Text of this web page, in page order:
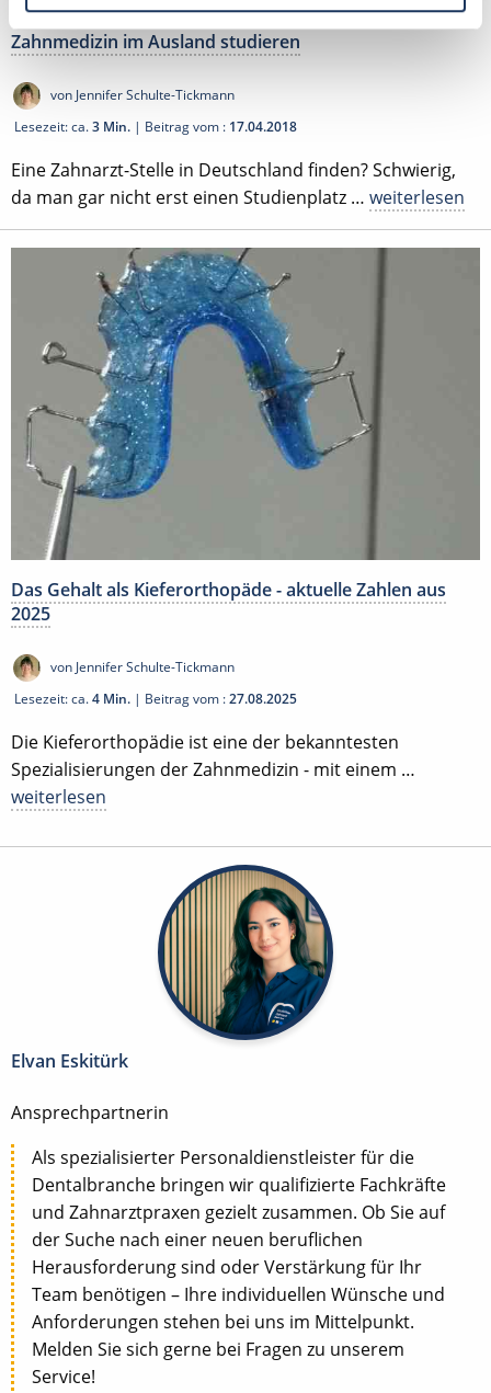
Zahnmedizin im Ausland studieren
von Jennifer Schulte-Tickmann
Lesezeit: ca.3 Min. | Beitrag vom : 17.04.2018
Eine Zahnarzt-Stelle in Deutschland finden? Schwierig,
da man gar nicht erst einen Studienplatz … weiterlesen
Das Gehalt als Kieferorthopäde - aktuelle Zahlen aus
2025
von Jennifer Schulte-Tickmann
Lesezeit: ca.4 Min. | Beitrag vom :27.08.2025
Die Kieferorthopädie ist eine der bekanntesten
Spezialisierungen der Zahnmedizin - mit einem …
weiterlesen
Elvan Eskitürk
Ansprechpartnerin
Als spezialisierter Personaldienstleister für die
Dentalbranche bringen wir qualifizierte Fachkräfte
und Zahnarztpraxen gezielt zusammen. Ob Sie auf
der Suche nach einer neuen beruflichen
Herausforderung sind oder Verstärkung für Ihr
Team benötigen – Ihre individuellen Wünsche und
Anforderungen stehen bei uns im Mittelpunkt.
Melden Sie sich gerne bei Fragen zu unserem
Service!